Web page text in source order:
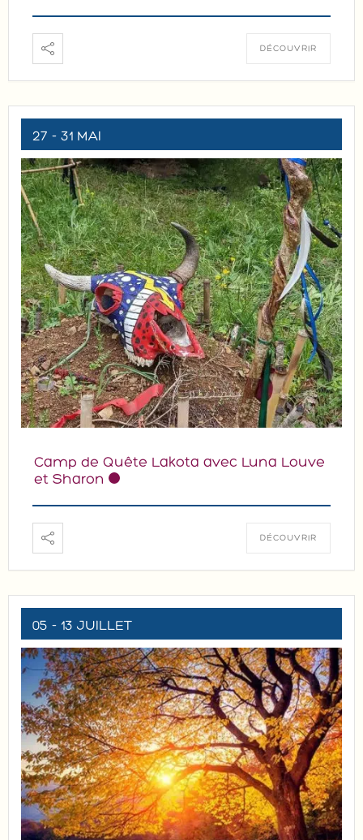
DÉCOUVRIR
27 - 31 MAI
Camp de Quête Lakota avec Luna Louve
et Sharon
DÉCOUVRIR
05 - 13 JUILLET